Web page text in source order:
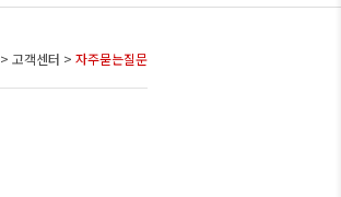
> 고객센터 > 자주묻는질문